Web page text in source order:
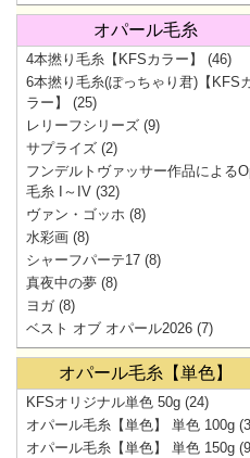
オパール毛糸
4本撚り毛糸【KFSカラー】
(46)
6本撚り毛糸(ぽっちゃり君)【KFS
ラー】
(25)
レリーフシリーズ (9)
サプライズ (2)
フンデルトヴァッサー作品による
毛糸 I～IV (32)
ヴァン・ゴッホ (8)
水彩画 (8)
シャーフパーテ17 (8)
真夜中の夢 (8)
ヨガ(8)
ベスト オブ オパール2026 (7)
オパール毛糸【単色】
KFSオリジナル単色 50g (24)
オパール毛糸【単色】 単色 100g
オパール毛糸【単色】 単色 150g